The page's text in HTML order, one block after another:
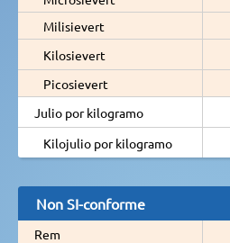
Milisievert
Kilosievert
Picosievert
Julio por kilogramo
Kilojulio por kilogramo
Non SI-conforme
Rem